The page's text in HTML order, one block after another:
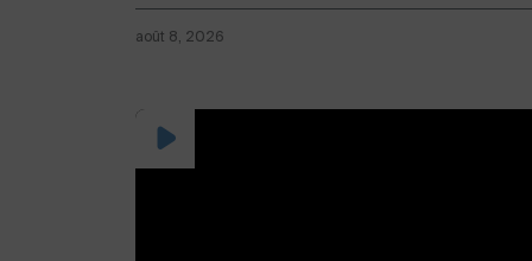
août 8, 2026